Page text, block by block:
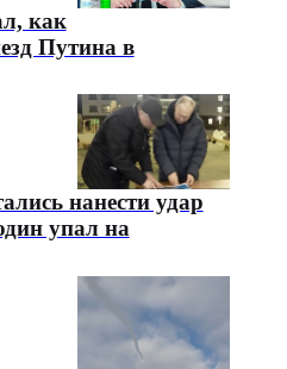
как
Путина в
нанести удар
упал на